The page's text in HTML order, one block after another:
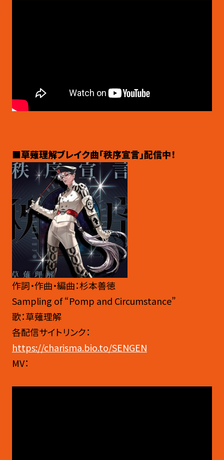
■草薙理解ブレイク曲「秩序宣言」配信中！
作詞・作曲・編曲：杉本善徳
Sampling of “Pomp and Circumstance”
歌：草薙理解
各配信サイトリンク：
https://charisma.bio.to/SENGEN
MV：